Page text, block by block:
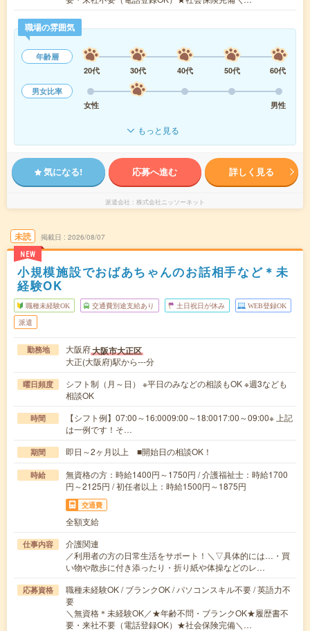
職場の雰囲気
年齢層
20代
30代 40代 50代
60代
男女比率
女性
男性
もっと見る
気になる! 応募へ進む 詳しく見る
派遣会社 株式会社ニッソーネット
未読
NEW
掲載日 2026/08/07
小規模施設でおばあちゃんのお話相手など＊未
経験OK
職種未経験OK 交通費別途支給あり 土日祝日が休み WEB登録OK
派遣
勤務地 大阪府大阪市大正区
大正(大阪府)駅から---分
曜日頻度
シフト制（月～日） ※平日のみなどの相談もOK ※週3なども
相談OK
時間
【シフト例】07:00～16:0009:00～18:0017:00～09:00※ 上記
は一例です！そ…
期間 即日～2ヶ月以上 ■開始日の相談OK！
時給
無資格の方：時給1400円～1750円 / 介護福祉士：時給1700
円～2125円 / 初任者以上：時給1500円～1875円
交通費
全額支給
仕事内容
介護関連
／利用者の方の日常生活をサポート！＼▽具体的には…・買
い物や散歩に付き添ったり・折り紙や体操などのレ…
応募資格
職種未経験OK / ブランクOK / パソコンスキル不要 / 英語力不
要
＼無資格＊未経験OK／★年齢不問・ブランクOK★履歴書不
要・来社不要（電話登録OK）★社会保険完備＼…